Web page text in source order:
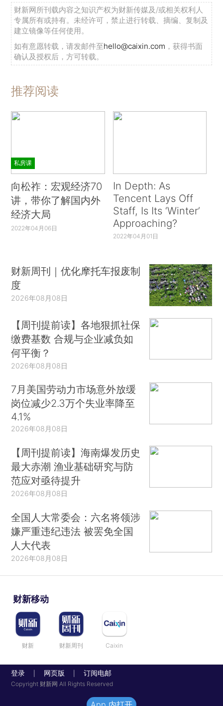
财新网所刊载内容之知识产权为财新传媒及/或相关权利人
专属所有或持有。未经许可，禁止进行转载、摘编、复制及
建立镜像等任何使用。
如有意愿转载，请发邮件至hello@caixin.com ，获得书面
确认及授权后，方可转载。
推荐阅读
私房课
向松祚：宏观经济70
讲，带你了解国内外
经济大局
2022年04月06日
In Depth: As
Tencent Lays Off
Staff, Is Its ‘Winter’
Approaching?
2022年04月01日
财新周刊｜优化摩托车报废制
度
2026年08月08日
【周刊提前读】各地狠抓社保
缴费基数 合规与企业减负如
何平衡？
2026年08月08日
7月美国劳动力市场意外放缓
岗位减少2.3万个失业率降至
4.1%
2026年08月08日
【周刊提前读】海南爆发历史
最大赤潮 渔业基础研究与防
范应对亟待提升
2026年08月08日
全国人大常委会：六名将领涉
嫌严重违纪违法 被罢免全国
人大代表
2026年08月08日
财新移动
财新 财新周刊 Caixin
登录 网页版 订阅电邮
Copyright 财新网 All Rights Reserved